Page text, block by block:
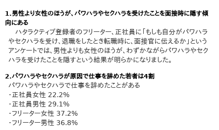
1.男性より女性のほうが、パワハラやセクハラを受けたことを面接時に隠す傾
向にある
ハタラクティブ登録者のフリーター、正社員に「もしも自分がパワハラ
やセクハラを受け、退職をしたとき転職時に、面接官に伝えるか」という
アンケートでは、男性よりも女性のほうが、わずかながらパワハラやセク
ハラを受けたことを隠すという結果が明らかになりました。
2.パワハラやセクハラが原因で仕事を辞めた若者は4割
パワハラやセクハラで仕事を辞めたことがある
・正社員女性 22.2%
・正社員男性 29.1%
・フリーター女性 37.2%
・フリーター男性 36.8%